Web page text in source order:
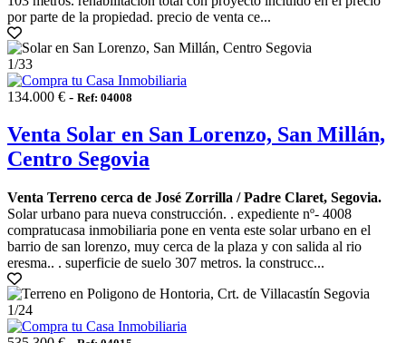
por parte de la propiedad. precio de venta ce...
1/33
134.000 € - Ref: 04008
Venta Solar en San Lorenzo, San Millán,
Centro Segovia
Venta Terreno cerca de José Zorrilla / Padre Claret, Segovia.
Solar urbano para nueva construcción. . expediente nº- 4008
compratucasa inmobiliaria pone en venta este solar urbano en el
barrio de san lorenzo, muy cerca de la plaza y con salida al rio
eresma.. . superficie de suelo 307 metros. la construcc...
1/24